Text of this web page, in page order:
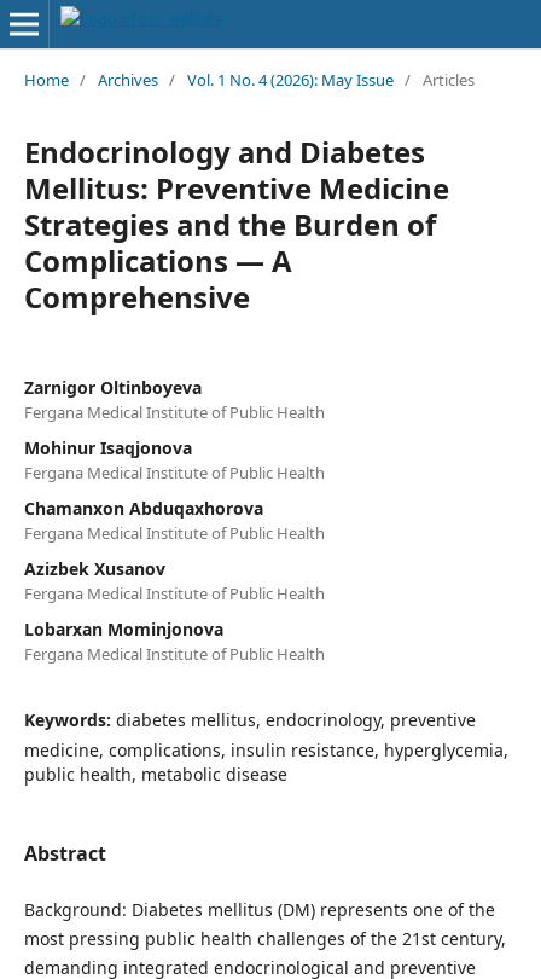
Home / Archives / Vol. 1 No. 4 (2026): May Issue / Articles
Endocrinology and Diabetes
Mellitus: Preventive Medicine
Strategies and the Burden of
Complications — A
Comprehensive
Zarnigor Oltinboyeva
Fergana Medical Institute of Public Health
Mohinur Isaqjonova
Fergana Medical Institute of Public Health
Chamanxon Abduqaxhorova
Fergana Medical Institute of Public Health
Azizbek Xusanov
Fergana Medical Institute of Public Health
Lobarxan Mominjonova
Fergana Medical Institute of Public Health
Keywords: diabetes mellitus, endocrinology, preventive
medicine, complications, insulin resistance, hyperglycemia,
public health, metabolic disease
Abstract
Background: Diabetes mellitus (DM) represents one of the
most pressing public health challenges of the 21st century,
demanding integrated endocrinological and preventive